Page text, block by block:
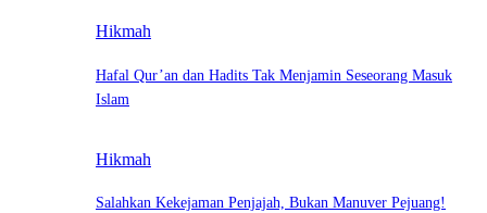
Hikmah
Hafal Qur’an dan Hadits Tak Menjamin Seseorang Masuk
Islam
Hikmah
Salahkan Kekejaman Penjajah, Bukan Manuver Pejuang!